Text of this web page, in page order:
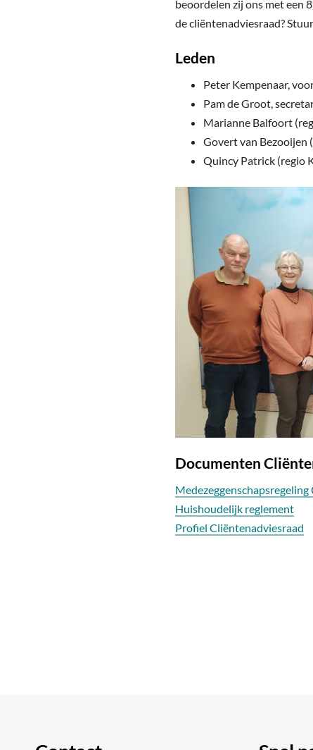
beoordelen zij ons met een
de cliëntenadviesraad?
Leden
Peter Kempenaar,
Pam de Groot,
Marianne Balfoort
Govert van Bezooijen
Quincy Patrick (regio
Documenten
Huishoudelijk reglement
Profiel Cliëntenadviesraad